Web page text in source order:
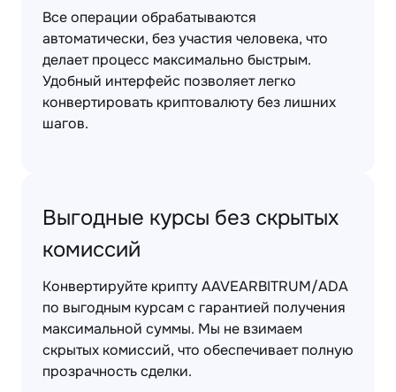
Все операции обрабатываются
автоматически, без участия человека, что
делает процесс максимально быстрым.
Удобный интерфейс позволяет легко
конвертировать криптовалюту без лишних
шагов.
Выгодные курсы без скрытых
комиссий
Конвертируйте крипту AAVEARBITRUM/ADA
по выгодным курсам с гарантией получения
максимальной суммы. Мы не взимаем
скрытых комиссий, что обеспечивает полную
прозрачность сделки.